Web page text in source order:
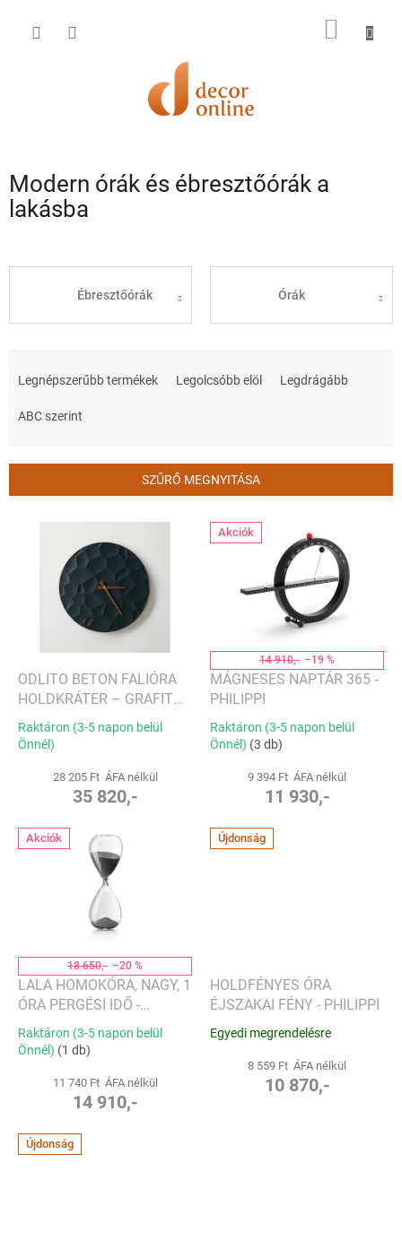
KOSÁR
Modern órák és ébresztőórák a
lakásba
Ébresztőórák Órák
m
k
Legnépszerűbb termékek Legolcsóbb elöl Legdrágább
ABC szerint
SZŰRŐ MEGNYITÁSA
ODLITO BETON FALIÓRA
HOLDKRÁTER – GRAFIT
(FEKETE) – 30 CM –
BARNA MUTATÓK
Raktáron (3-5 napon belül
Önnél)
28 205 Ft ÁFA nélkül
35 820,-
Akciók
14 910,- –19 %
MÁGNESES NAPTÁR 365 -
PHILIPPI
Raktáron (3-5 napon belül
Önnél) (3 db)
9 394 Ft ÁFA nélkül
11 930,-
Akciók
18 650,- –20 %
LALA HOMOKÓRA, NAGY, 1
ÓRA PERGÉSI IDŐ -
PHILIPPI
Raktáron (3-5 napon belül
Önnél) (1 db)
11 740 Ft ÁFA nélkül
14 910,-
Újdonság
HOLDFÉNYES ÓRA
ÉJSZAKAI FÉNY - PHILIPPI
Egyedi megrendelésre
8 559 Ft ÁFA nélkül
10 870,-
Újdonság